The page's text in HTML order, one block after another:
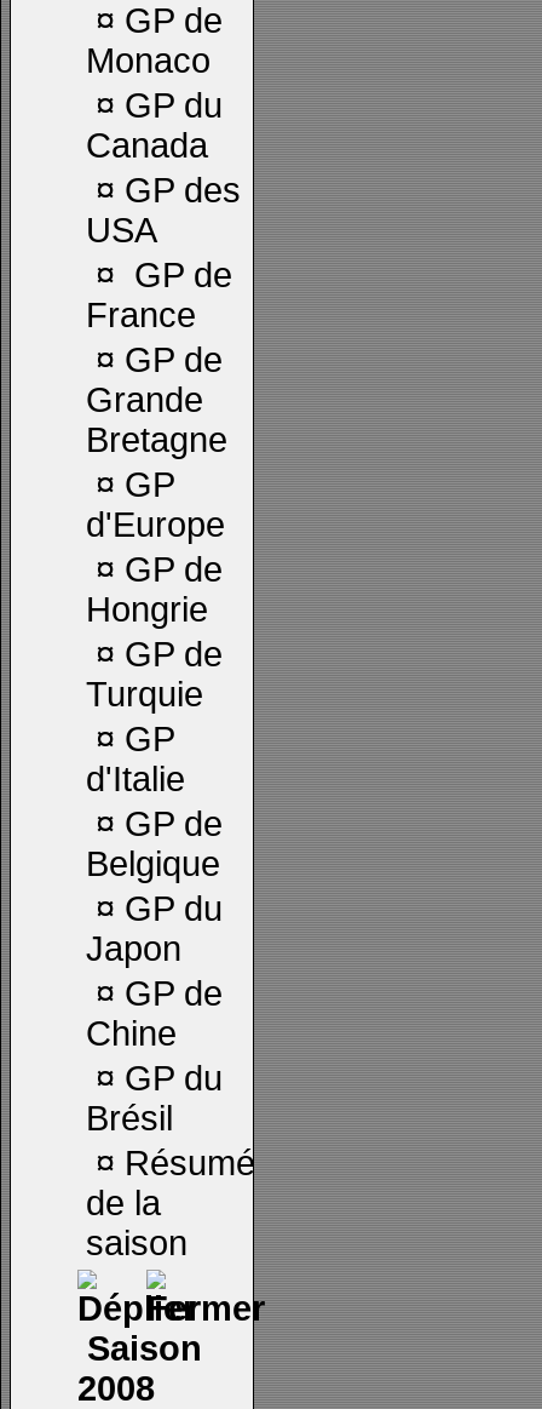
¤ GP de
Monaco
¤ GP du
Canada
¤ GP des
USA
¤ GP de
France
¤ GP de
Grande
Bretagne
¤ GP
d'Europe
¤ GP de
Hongrie
¤ GP de
Turquie
¤ GP
d'Italie
¤ GP de
Belgique
¤ GP du
Japon
¤ GP de
Chine
¤ GP du
Brésil
¤ Résumé
de la
saison
Saison
2008